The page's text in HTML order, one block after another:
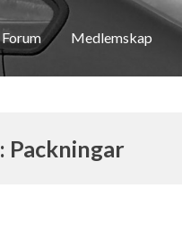
Forum Medlemskap
Packningar